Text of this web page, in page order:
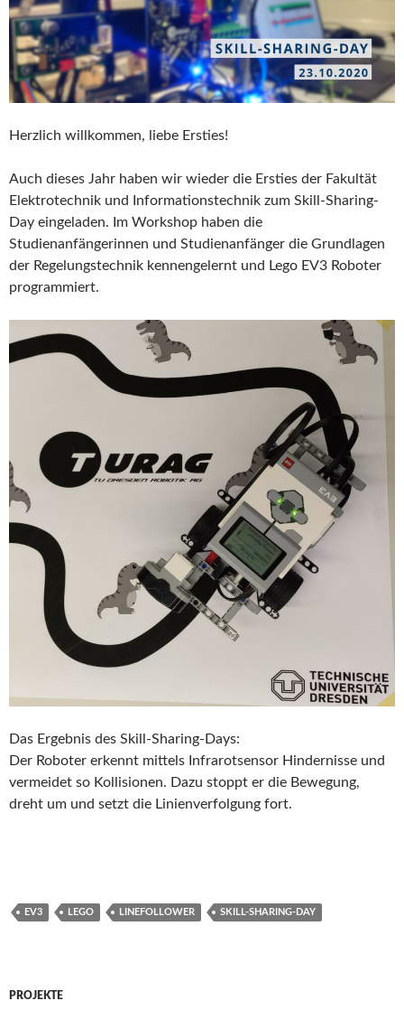
Herzlich willkommen, liebe Ersties!
Auch dieses Jahr haben wir wieder die Ersties der Fakultät
Elektrotechnik und Informationstechnik zum Skill-Sharing-
Day eingeladen. Im Workshop haben die
Studienanfängerinnen und Studienanfänger die Grundlagen
der Regelungstechnik kennengelernt und Lego EV3 Roboter
programmiert.
Das Ergebnis des Skill-Sharing-Days:
Der Roboter erkennt mittels Infrarotsensor Hindernisse und
vermeidet so Kollisionen. Dazu stoppt er die Bewegung,
dreht um und setzt die Linienverfolgung fort.
EV3 LEGO LINEFOLLOWER SKILL-SHARING-DAY
PROJEKTE